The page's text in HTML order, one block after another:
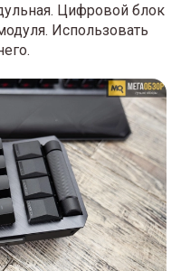
Цифровой блок
Использовать